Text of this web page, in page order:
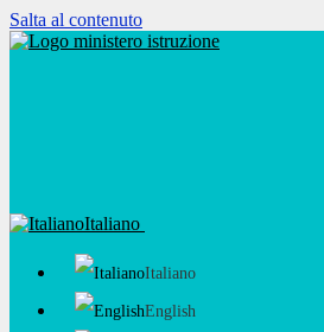
Salta al contenuto
Italiano
Italiano
English